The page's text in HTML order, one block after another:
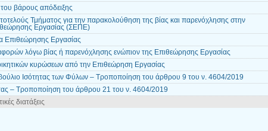
βάρους απόδειξης
Τμήματος για την παρακολούθηση της βίας και παρενόχλησης στην
Εργασίας (ΣΕΠΕ)
Επιθεώρησης Εργασίας
λόγω βίας ή παρενόχλησης ενώπιον της Επιθεώρησης Εργασίας
κυρώσεων από την Επιθεώρηση Εργασίας
Ισότητας των Φύλων – Τροποποίηση του άρθρου 9 του ν. 4604/2019
– Τροποποίηση του άρθρου 21 του ν. 4604/2019
διατάξεις